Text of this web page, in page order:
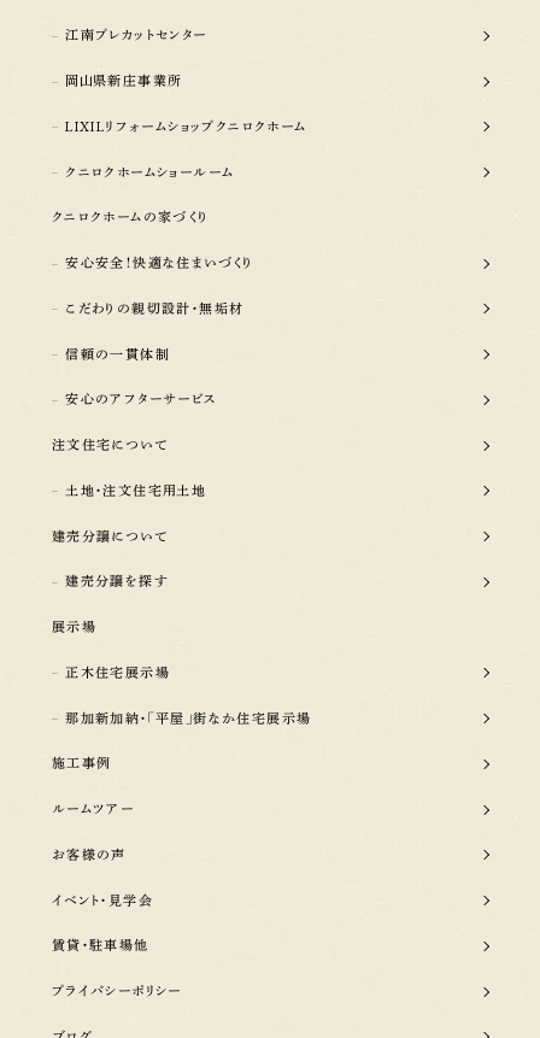
江南プレカットセンター
岡山県新庄事業所
LIXILリフォームショップクニロクホーム
クニロクホームショールーム
クニロクホームの家づくり
安心安全！快適な住まいづくり
こだわりの親切設計・無垢材
信頼の一貫体制
安心のアフターサービス
注文住宅について
土地・注文住宅用土地
建売分譲について
建売分譲を探す
展示場
正木住宅展示場
那加新加納・「平屋」街なか住宅展示場
施工事例
ルームツアー
お客様の声
イベント・見学会
賃貸・駐車場他
プライバシーポリシー